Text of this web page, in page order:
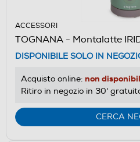
ACCESSORI
TOGNANA - Montalatte
DISPONIBILE SOLO IN
Acquisto online: non
Ritiro in negozio in 30'
CERCA